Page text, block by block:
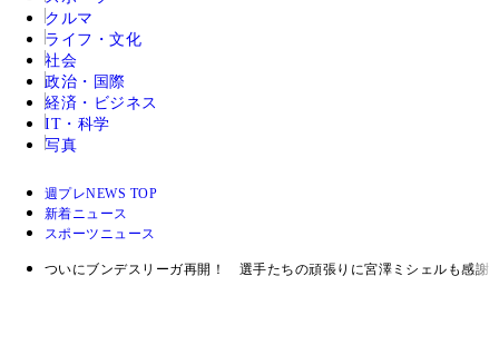
クルマ
ライフ・文化
社会
政治・国際
経済・ビジネス
IT・科学
写真
週プレNEWS TOP
新着ニュース
スポーツニュース
ついにブンデスリーガ再開！ 選手たちの頑張りに宮澤ミシェルも感謝